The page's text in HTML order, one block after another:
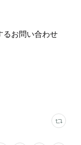
るお問い合わせ